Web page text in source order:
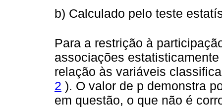
b) Calculado pelo teste
Para a restrição à
associações
relação às variáveis
2 ). O valor de p demonstra
em questão, o que não é